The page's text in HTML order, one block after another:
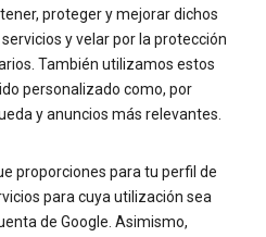
proteger y mejorar dichos
y velar por la protección
También utilizamos estos
personalizado como, por
y anuncios más relevantes.
proporciones para tu perfil de
para cuya utilización sea
de Google. Asimismo,